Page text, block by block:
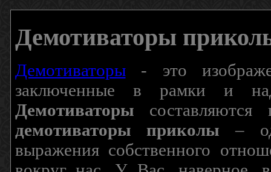
Демотиваторы
Демотиваторы- это
заключенные в рамки и
Демотиваторы составляются
демотиваторы приколы –
выражения собственного